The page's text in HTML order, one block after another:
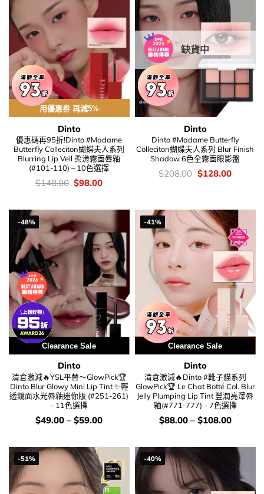
用優惠劵 再減5%
Dinto
優惠碼再95折!Dinto #Madame
Butterfly Colleciton蝴蝶夫人系列
Blurring Lip Veil 柔滑霧面唇釉
(#101-110) – 10色選擇
價
$148.00 Original
$148.00.
$98.00Current
$98.00.
缺貨中
Dinto
Dinto #Madame Butterfly
Colleciton蝴蝶夫人系列 Blur Finish
Shadow 6色全霧面眼影盤
價
$208.00 Original
$128.00Current
-48%
Clearance Sale
Dinto
清倉激減🔥YSL平替～GlowPick🏆
Dinto Blur Glowy Mini Lip Tint ✨輕
透鏡面水光唇釉迷你版 (#251-261)
– 11色選擇
價
錢：
$49.00 – $59.00
-41%
用優惠劵 再減5%
Clearance Sale
Dinto
清倉激減🔥Dinto #靴子貓系列
GlowPick🏆 Le Chat Botté Col. Blur
Jelly Plumping Lip Tint 豐潤亮澤唇
釉(#771-777) – 7色選擇
價
錢：
$88.00– $108.00
-51% -40%